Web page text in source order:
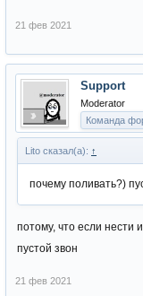
21 фев 2021
Support
Moderator
Команда
Lito сказал(а): ↑
почему поливать?)
потому, что если нести
пустой звон
21 фев 2021